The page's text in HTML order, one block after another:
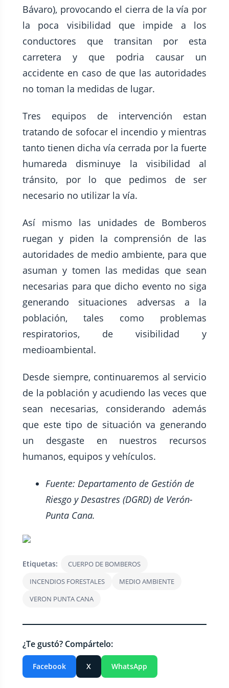
Bávaro), provocando el cierra de la vía por
la poca visibilidad que impide a los
conductores que transitan por esta
carretera y que podria causar un
accidente en caso de que las autoridades
no toman la medidas de lugar.
Tres equipos de intervención estan
tratando de sofocar el incendio y mientras
tanto tienen dicha vía cerrada por la fuerte
humareda disminuye la visibilidad al
tránsito, por lo que pedimos de ser
necesario no utilizar la vía.
Así mismo las unidades de Bomberos
ruegan y piden la comprensión de las
autoridades de medio ambiente, para que
asuman y tomen las medidas que sean
necesarias para que dicho evento no siga
generando situaciones adversas a la
población, tales como problemas
respiratorios, de visibilidad y
medioambiental.
Desde siempre, continuaremos al servicio
de la población y acudiendo las veces que
sean necesarias, considerando además
que este tipo de situación va generando
un desgaste en nuestros recursos
humanos, equipos y vehículos.
Fuente: Departamento de Gestión de
Riesgo y Desastres (DGRD) de Verón-
Punta Cana.
Etiquetas:
CUERPO DE BOMBEROS
INCENDIOS FORESTALES
MEDIO AMBIENTE
VERON PUNTA CANA
¿Te gustó? Compártelo:
Facebook X WhatsApp